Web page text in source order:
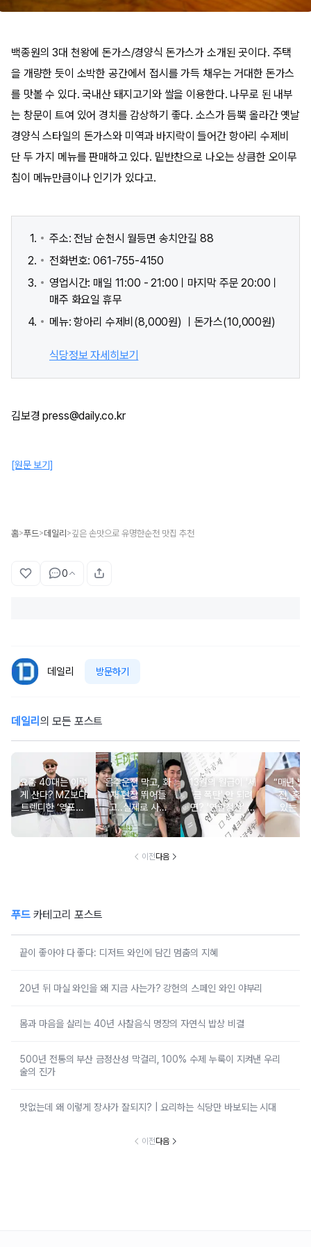
백종원의 3대 천왕에 돈가스/경양식 돈가스가 소개된 곳이다. 주택
을 개량한 듯이 소박한 공간에서 접시를 가득 채우는 거대한 돈가스
를 맛볼 수 있다. 국내산 돼지고기와 쌀을 이용한다. 나무로 된 내부
는 창문이 트여 있어 경치를 감상하기 좋다. 소스가 듬뿍 올라간 옛날
경양식 스타일의 돈가스와 미역과 바지락이 들어간 항아리 수제비
단 두 가지 메뉴를 판매하고 있다. 밑반찬으로 나오는 상큼한 오이무
침이 메뉴만큼이나 인기가 있다고.​
주소: 전남 순천시 월등면 송치안길 88
전화번호: 061-755-4150
영업시간: 매일 11:00 - 21:00ㅣ마지막 주문 20:00ㅣ
매주 화요일 휴무
메뉴: 항아리 수제비(8,000원) ㅣ돈가스(10,000원)
식당정보 자세히보기
김보경 press@daily.co.kr
[원문 보기]
홈>푸드>데일리 >깊은 손맛으로 유명한순천 맛집 추천
0
데일리 방문하기
데일리 의 모든 포스트
요즘 40대는 이렇
게 산다? MZ보다
트렌디한 ‘영포티’
분석
음주운전 막고, 화
재 현장 뛰어들
고..실제로 사람
구한 연예인 10
13월의 월급이 '세
금 폭탄' 안 되려
면? '연말정산' 핵
심 꿀팁 A to Z
“매년 받
진, 혹시
있는 건
요?”
이전다음
푸드카테고리 포스트
끝이 좋아야 다 좋다: 디저트 와인에 담긴 멈춤의 지혜
20년 뒤 마실 와인을 왜 지금 사는가? 강헌의 스페인 와인 야부리
몸과 마음을 살리는 40년 사찰음식 명장의 자연식 밥상 비결
500년 전통의 부산 금정산성 막걸리, 100% 수제 누룩이 지켜낸 우리
술의 진가
맛없는데 왜 이렇게 장사가 잘되지? | 요리하는 식당만 바보되는 시대
이전다음